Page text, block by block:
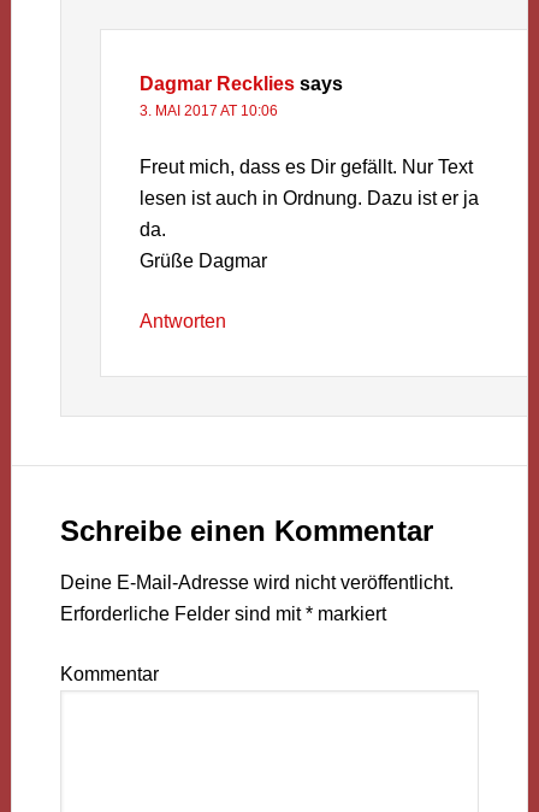
Dagmar Recklies says
3. MAI 2017 AT 10:06
Freut mich, dass es Dir gefällt. Nur Text
lesen ist auch in Ordnung. Dazu ist er ja
da.
Grüße Dagmar
Antworten
Schreibe einen Kommentar
Deine E-Mail-Adresse wird nicht veröffentlicht.
Erforderliche Felder sind mit*markiert
Kommentar